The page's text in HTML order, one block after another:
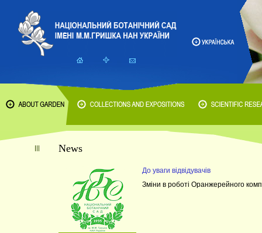
News
До уваги відвідувачів
Зміни в роботі Оранжерейного